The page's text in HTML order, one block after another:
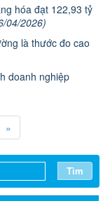
hóa đạt 122,93 tỷ
04/2026)
là thước đo cao
doanh nghiệp
»
Tìm